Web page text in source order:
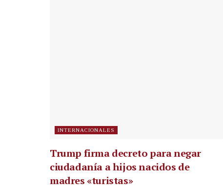
INTERNACIONALES
Trump firma decreto para negar
ciudadanía a hijos nacidos de
madres «turistas»